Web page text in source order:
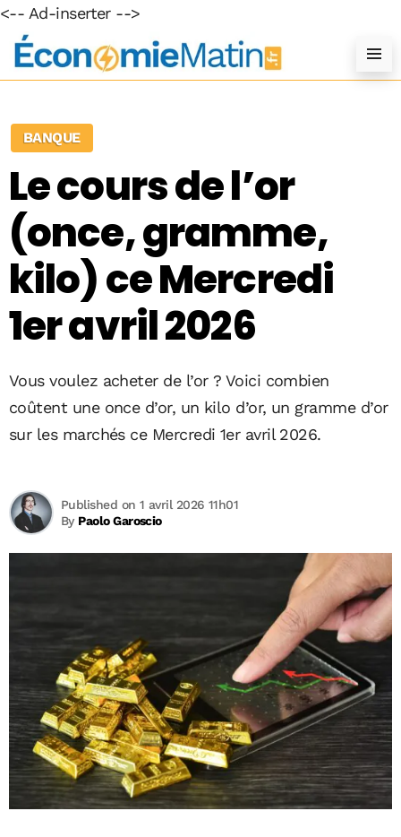
<-- Ad-inserter -->
BANQUE
Le cours de l’or
(once, gramme,
kilo) ce Mercredi
1er avril 2026
Vous voulez acheter de l’or ? Voici combien
coûtent une once d’or, un kilo d’or, un gramme d’or
sur les marchés ce Mercredi 1er avril 2026.
By Paolo Garoscio
Published on 1 avril 2026 11h01